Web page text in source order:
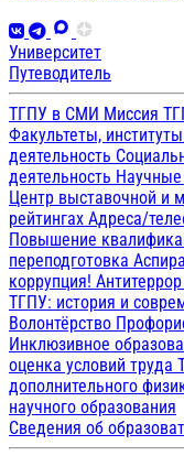
Университет
Путеводитель
ТГПУ в СМИ Миссия
Факультеты, институты
деятельность
деятельность
Центр выставочной и
рейтингах Адреса/
Повышение
переподготовка
коррупция! Антитеррор
ТГПУ: история и
Волонтёрство
Инклюзивное
оценка условий труда
дополнительного
научного образования
Сведения об